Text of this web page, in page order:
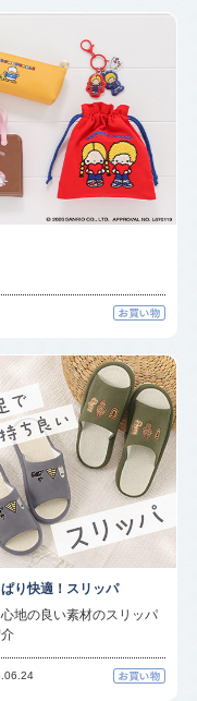
り快適！スリッパ
地の良い素材のスリッパ